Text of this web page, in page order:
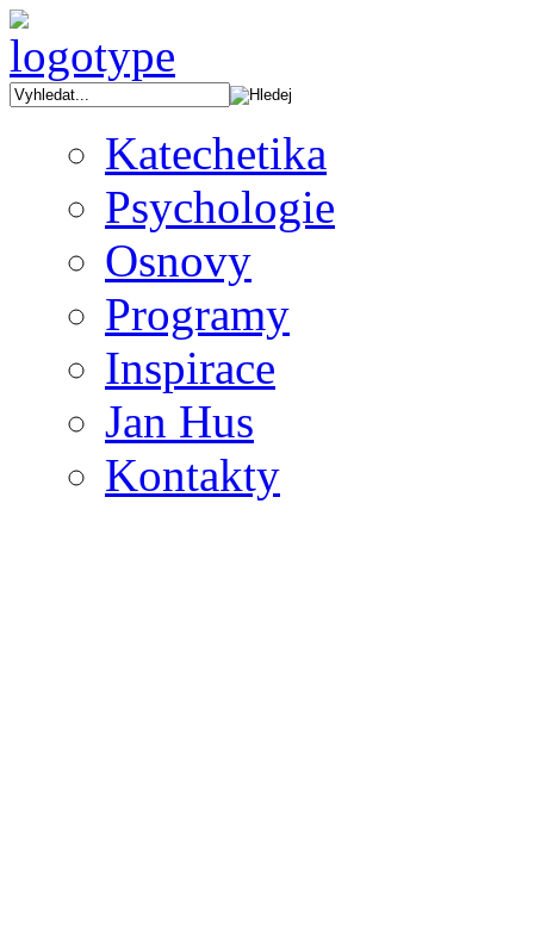
Katechetika
Psychologie
Osnovy
Programy
Inspirace
Jan Hus
Kontakty